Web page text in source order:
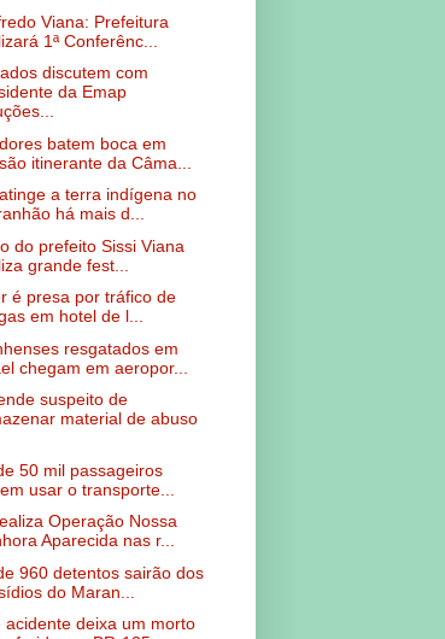
Viana: Prefeitura
1ª Conferênc...
discutem com
da Emap
batem boca em
itinerante da Câma...
a terra indígena no
há mais d...
do prefeito Sissi Viana
grande fest...
é presa por tráfico de
em hotel de l...
resgatados em
chegam em aeropor...
suspeito de
material de abuso
50 mil passageiros
usar o transporte...
Operação Nossa
Aparecida nas r...
960 detentos sairão dos
do Maran...
acidente deixa um morto